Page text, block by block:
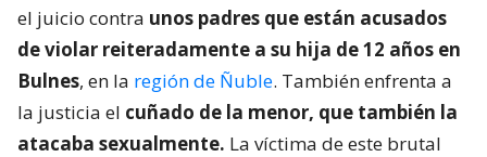
el juicio contra unos padres que están acusados
de violar reiteradamente a su hija de 12 años en
Bulnes, en la región de Ñuble. También enfrenta a
la justicia el cuñado de la menor, que también la
atacaba sexualmente. La víctima de este brutal